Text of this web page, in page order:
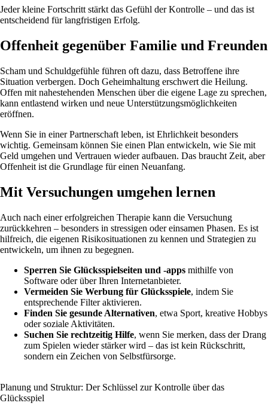
Jeder kleine Fortschritt stärkt das Gefühl der Kontrolle – und das ist
entscheidend für langfristigen Erfolg.
Offenheit gegenüber Familie und Freunden
Scham und Schuldgefühle führen oft dazu, dass Betroffene ihre
Situation verbergen. Doch Geheimhaltung erschwert die Heilung.
Offen mit nahestehenden Menschen über die eigene Lage zu sprechen,
kann entlastend wirken und neue Unterstützungsmöglichkeiten
eröffnen.
Wenn Sie in einer Partnerschaft leben, ist Ehrlichkeit besonders
wichtig. Gemeinsam können Sie einen Plan entwickeln, wie Sie mit
Geld umgehen und Vertrauen wieder aufbauen. Das braucht Zeit, aber
Offenheit ist die Grundlage für einen Neuanfang.
Mit Versuchungen umgehen lernen
Auch nach einer erfolgreichen Therapie kann die Versuchung
zurückkehren – besonders in stressigen oder einsamen Phasen. Es ist
hilfreich, die eigenen Risikosituationen zu kennen und Strategien zu
entwickeln, um ihnen zu begegnen.
Sperren Sie Glücksspielseiten und -apps mithilfe von
Software oder über Ihren Internetanbieter.
Vermeiden Sie Werbung für Glücksspiele, indem Sie
entsprechende Filter aktivieren.
Finden Sie gesunde Alternativen, etwa Sport, kreative Hobbys
oder soziale Aktivitäten.
Suchen Sie rechtzeitig Hilfe, wenn Sie merken, dass der Drang
zum Spielen wieder stärker wird – das ist kein Rückschritt,
sondern ein Zeichen von Selbstfürsorge.
Planung und Struktur: Der Schlüssel zur Kontrolle über das
Glücksspiel